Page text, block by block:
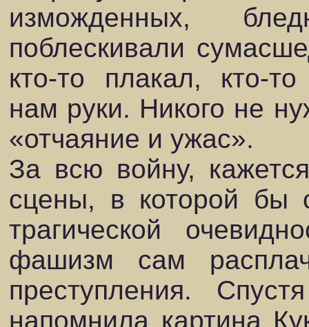
изможденных,
поблескивали
кто-то плакал, кто-
нам руки. Никого не
«отчаяние и ужас».
За всю войну,
сцены, в которой бы
трагической
фашизм сам
преступления.
напомнила картина